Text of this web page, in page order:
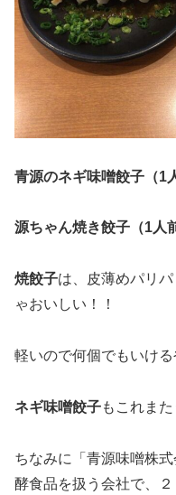
青源のネギ味噌餃子（1
源ちゃん焼き餃子（1人
焼餃子は、皮薄めパリ
ゃおいしい！！
軽いので何個でもいける
ネギ味噌餃子もこれまた
ちなみに「青源味噌株
酵食品を扱う会社で、